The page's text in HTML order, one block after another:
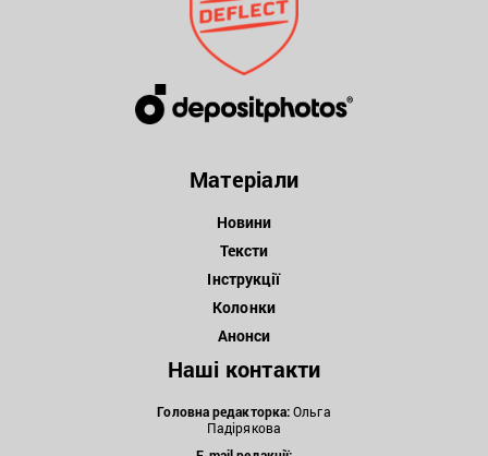
Матеріали
Новини
Тексти
Інструкції
Колонки
Анонси
Наші контакти
Головна редакторка:Ольга
Падірякова